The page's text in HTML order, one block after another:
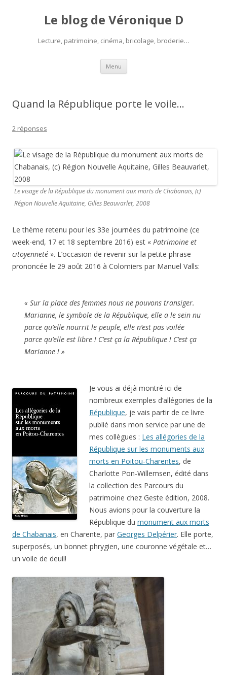
Le blog de Véronique D
Lecture, patrimoine, cinéma, bricolage, broderie…
Menu Aller
contenu
Quand la République porte le voile…
2 réponses
Le visage de la République du monument aux morts de Chabanais, (c)
Région Nouvelle Aquitaine, Gilles Beauvarlet, 2008
Le thème retenu pour les 33e journées du patrimoine (ce
week-end, 17 et 18 septembre 2016) est « Patrimoine et
citoyenneté ». L’occasion de revenir sur la petite phrase
prononcée le 29 août 2016 à Colomiers par Manuel Valls:
« Sur la place des femmes nous ne pouvons transiger.
Marianne, le symbole de la République, elle a le sein nu
parce qu’elle nourrit le peuple, elle n’est pas voilée
parce qu’elle est libre ! C’est ça la République ! C’est ça
Marianne ! »
Je vous ai déjà montré ici de
nombreux exemples d’allégories de la
République, je vais partir de ce livre
publié dans mon service par une de
mes collègues : Les allégories de la
République sur les monuments aux
morts en Poitou-Charentes, de
Charlotte Pon-Willemsen, édité dans
la collection des Parcours du
patrimoine chez Geste édition, 2008.
Nous avions pour la couverture la
République du monument aux morts
de Chabanais, en Charente, par Georges Delpérier. Elle porte,
superposés, un bonnet phrygien, une couronne végétale et…
un voile de deuil!